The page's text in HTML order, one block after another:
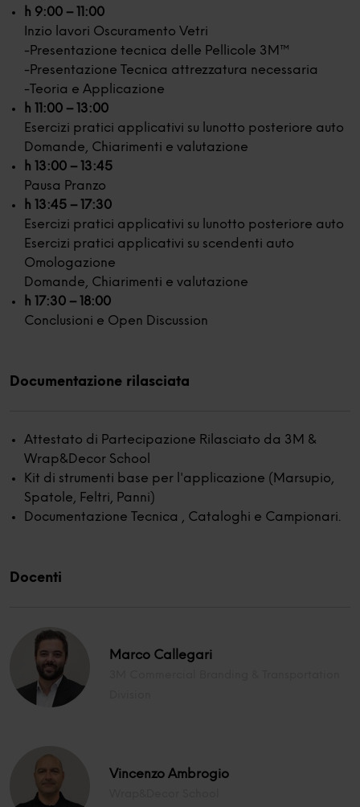
h 9:00 – 11:00
Inzio lavori Oscuramento Vetri
-Presentazione tecnica delle Pellicole 3M™
-Presentazione Tecnica attrezzatura necessaria
-Teoria e Applicazione
h 11:00 – 13:00
Esercizi pratici applicativi su lunotto posteriore auto
Domande, Chiarimenti e valutazione
h 13:00 – 13:45
Pausa Pranzo
h 13:45 – 17:30
Esercizi pratici applicativi su lunotto posteriore auto
Esercizi pratici applicativi su scendenti auto
Omologazione
Domande, Chiarimenti e valutazione
h 17:30 – 18:00
Conclusioni e Open Discussion
Documentazione rilasciata
Attestato di Partecipazione Rilasciato da 3M &
Wrap&Decor School
Kit di strumenti base per l'applicazione (Marsupio,
Spatole, Feltri, Panni)
Documentazione Tecnica , Cataloghi e Campionari.
Docenti
Marco Callegari
Vincenzo Ambrogio